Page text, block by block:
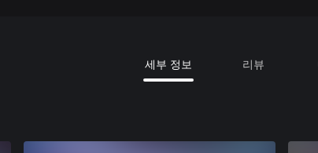
세부 정보 리뷰